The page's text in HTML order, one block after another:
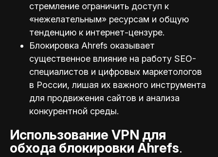
стремление ограничить доступ к
«нежелательным» ресурсам и общую
тенденцию к интернет-цензуре.
Блокировка Ahrefs оказывает
существенное влияние на работу SEO-
специалистов и цифровых маркетологов
в России, лишая их важного инструмента
для продвижения сайтов и анализа
конкурентной среды.
Использование VPN для
обхода блокировки Ahrefs.